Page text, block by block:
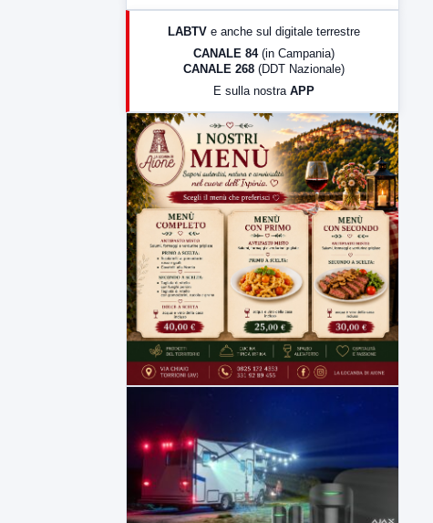
LabNews (Diretta)
23:00 LabNews (replica)
LABTV e anche sul digitale terrestre
CANALE 84 (in Campania)
CANALE 268 (DDT Nazionale)
E sulla nostra APP